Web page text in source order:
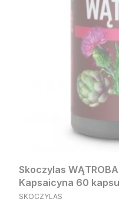
Skoczylas WĄTROBA Ostropest, Karczoch,
Kapsaicyna 60
PRODUCENT
SKOCZYLAS